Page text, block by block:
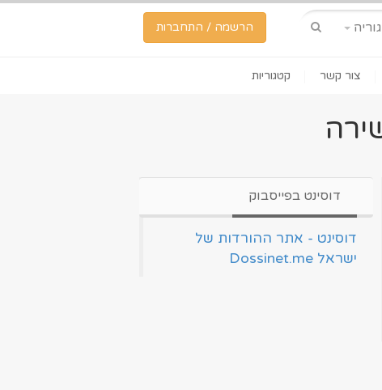
הרשמה / התחברות
צור קשר קטגוריות
דוסינט בפייסבוק
‏דוסינט - אתר ההורדות של
ישראל Dossinet.me‏